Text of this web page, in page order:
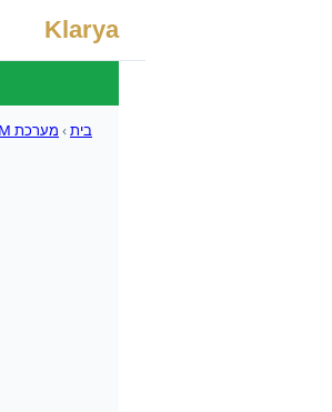
Klarya
בית› מערכת CRM לעסק